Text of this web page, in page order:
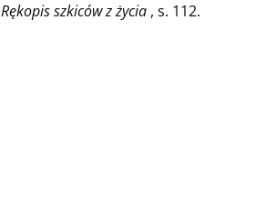
Rękopis szkiców z życia , s. 112.